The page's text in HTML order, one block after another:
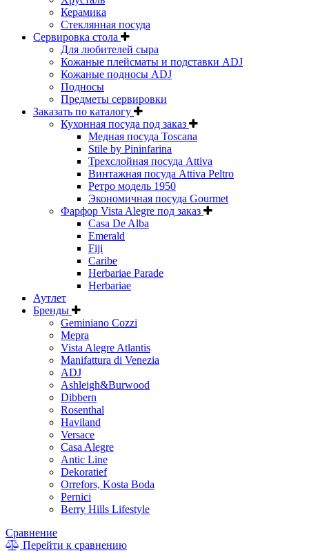
Керамика
Стеклянная посуда
Сервировка стола
Для любителей сыра
Кожаные плейсматы и подставки ADJ
Кожаные подносы ADJ
Подносы
Предметы сервировки
Заказать по каталогу
Кухонная посуда под заказ
Медная посуда Toscana
Stile by Pininfarina
Трехслойная посуда Attiva
Винтажная посуда Attiva Peltro
Ретро модель 1950
Экономичная посуда Gourmet
Фарфор Vista Alegre под заказ
Casa De Alba
Emerald
Fiji
Caribe
Herbariae Parade
Herbariae
Аутлет
Бренды
Geminiano Cozzi
Mepra
Vista Alegre Atlantis
Manifattura di Venezia
ADJ
Ashleigh&Burwood
Dibbern
Rosenthal
Haviland
Versace
Casa Alegre
Antic Line
Dekoratief
Orrefors, Kosta Boda
Pernici
Berry Hills Lifestyle
Сравнение
Перейти к сравнению